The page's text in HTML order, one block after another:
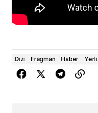
Dizi Fragman Haber Yerli